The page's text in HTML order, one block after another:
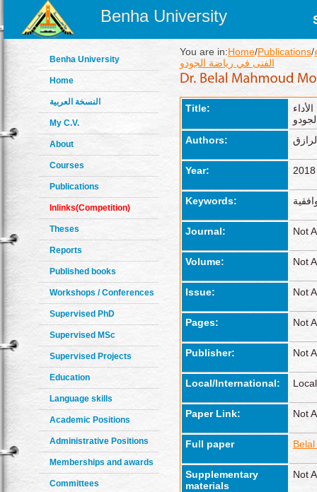
Benha University
Benha University
Home
النسخة العربية
My C.V.
About
Courses
Publications
Inlinks(Competition)
Theses
Reports
Published books
Workshops / Conferences
Supervised PhD
Supervised MSc
Supervised Projects
Education
Language skills
Academic Positions
Administrative Positions
Memberships and awards
Committees
You are in:Home/Publications/
الفنى في رياضة الجودو
Title:
Authors:
Year: 2018
Keywords:
Journal: Not
Volume: Not
Issue: Not
Pages: Not
Publisher: Not
Local/International: Local
Paper Link: Not
Full paper
Supplementary
materials
Not